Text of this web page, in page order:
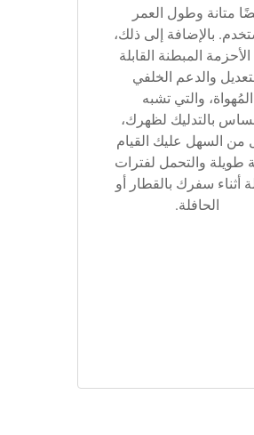
متانة وطول العمر
بالإضافة إلى ذلك،
المبطنة القابلة
والدعم الخلفي
المُهواة، والتي تشبه
بالتدليك لظهرك،
من السهل عليك القيام
طويلة والتحمل لفترات
أثناء سفرك بالقطار أو
الحافلة.